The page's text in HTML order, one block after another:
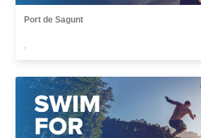
Port de Sagunt
,